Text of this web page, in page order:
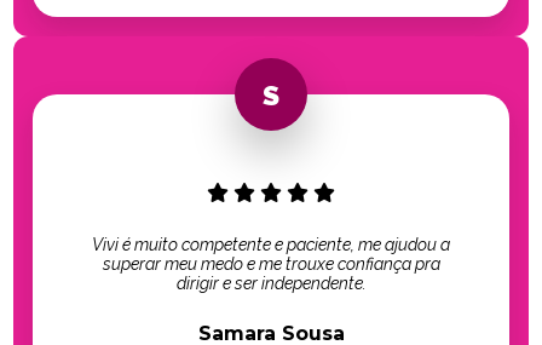
Vivi é muito competente e paciente, me ajudou a
superar meu medo e me trouxe confiança pra
dirigir e ser independente.
Samara Sousa